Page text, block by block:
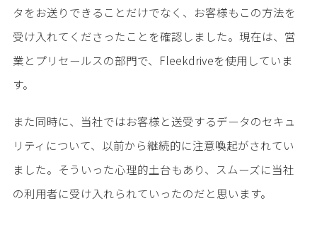
タをお送りできることだけでなく、お客様もこの方法を
受け入れてくださったことを確認しました。現在は、営
業とプリセールスの部門で、Fleekdriveを使用していま
す。
また同時に、当社ではお客様と送受するデータのセキュ
リティについて、以前から継続的に注意喚起がされてい
ました。そういった心理的土台もあり、スムーズに当社
の利用者に受け入れられていったのだと思います。